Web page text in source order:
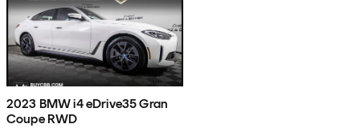
2023 BMW i4 eDrive35 Gran
Coupe RWD